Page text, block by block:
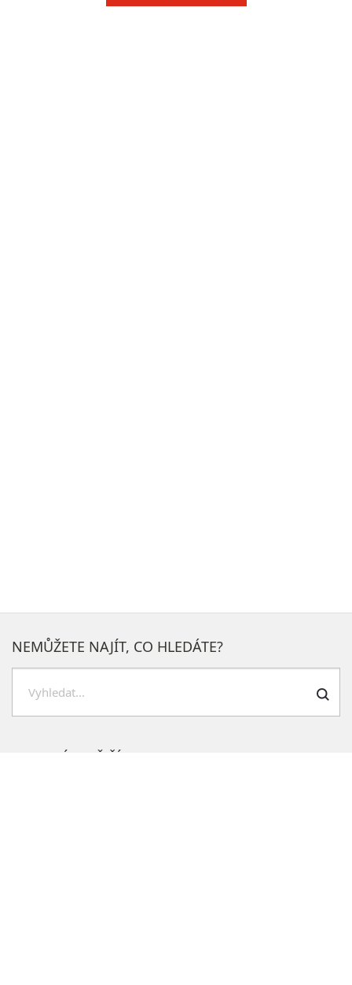
NEJOBLÍBENĚJŠÍ SEKCE NA WEBU
NEMŮŽETE NAJÍT, CO HLEDÁTE?